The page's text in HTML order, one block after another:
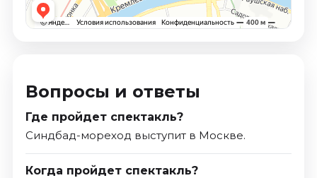
Вопросы и ответы
Где пройдет спектакль?
Синдбад-мореход выступит в Москве.
Когда пройдет спектакль?